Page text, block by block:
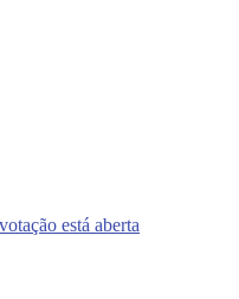
está aberta